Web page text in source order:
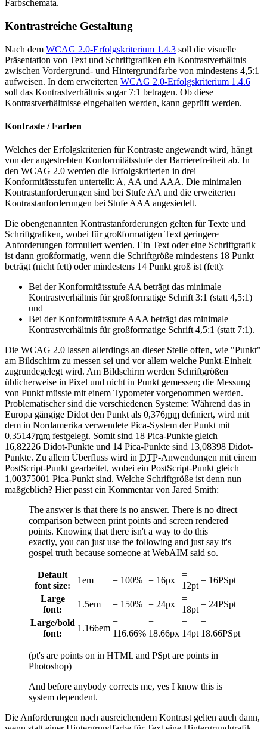
Farbschemata.
Kontrastreiche Gestaltung
Nach dem WCAG 2.0-Erfolgskriterium 1.4.3 soll die visuelle
Präsentation von Text und Schriftgrafiken ein Kontrastverhältnis
zwischen Vordergrund- und Hintergrundfarbe von mindestens 4,5:1
aufweisen. In dem erweiterten WCAG 2.0-Erfolgskriterium 1.4.6
soll das Kontrastverhältnis sogar 7:1 betragen. Ob diese
Kontrastverhältnisse eingehalten werden, kann geprüft werden.
Kontraste / Farben
Welches der Erfolgskriterien für Kontraste angewandt wird, hängt
von der angestrebten Konformitätsstufe der Barrierefreiheit ab. In
den WCAG 2.0 werden die Erfolgskriterien in drei
Konformitätsstufen unterteilt: A, AA und AAA. Die minimalen
Kontrastanforderungen sind bei Stufe AA und die erweiterten
Kontrastanforderungen bei Stufe AAA angesiedelt.
Die obengenannten Kontrastanforderungen gelten für Texte und
Schriftgrafiken, wobei für großformatigen Text geringere
Anforderungen formuliert werden. Ein Text oder eine Schriftgrafik
ist dann großformatig, wenn die Schriftgröße mindestens 18 Punkt
beträgt (nicht fett) oder mindestens 14 Punkt groß ist (fett):
Bei der Konformitätsstufe AA beträgt das minimale
Kontrastverhältnis für großformatige Schrift 3:1 (statt 4,5:1)
und
Bei der Konformitätsstufe AAA beträgt das minimale
Kontrastverhältnis für großformatige Schrift 4,5:1 (statt 7:1).
Die WCAG 2.0 lassen allerdings an dieser Stelle offen, wie "Punkt"
am Bildschirm zu messen sei und vor allem welche Punkt-Einheit
zugrundegelegt wird. Am Bildschirm werden Schriftgrößen
üblicherweise in Pixel und nicht in Punkt gemessen; die Messung
von Punkt müsste mit einem Typometer vorgenommen werden.
Problematischer sind die verschiedenen Systeme: Während das in
Europa gängige Didot den Punkt als 0,376mm definiert, wird mit
dem in Nordamerika verwendete Pica-System der Punkt mit
0,35147mm festgelegt. Somit sind 18 Pica-Punkte gleich
16,82226 Didot-Punkte und 14 Pica-Punkte sind 13,08398 Didot-
Punkte. Zu allem Überfluss wird in DTP-Anwendungen mit einem
PostScript-Punkt gearbeitet, wobei ein PostScript-Punkt gleich
1,00375001 Pica-Punkt sind. Welche Schriftgröße ist denn nun
maßgeblich? Hier passt ein Kommentar von Jared Smith:
The answer is that there is no answer. There is no direct
comparison between print points and screen rendered
points. Knowing that there isn't a way to do this
exactly, you can just use the following and just say it's
gospel truth because someone at WebAIM said so.
Default
font size:
1em = 100% = 16px
=
12pt
= 16PSpt
Large
font:
1.5em = 150% = 24px
=
18pt
= 24PSpt
Large/bold
font:
1.166em
=
116.66%
=
18.66px
=
14pt
=
18.66PSpt
(pt's are points on in HTML and PSpt are points in
Photoshop)
And before anybody corrects me, yes I know this is
system dependent.
Die Anforderungen nach ausreichendem Kontrast gelten auch dann,